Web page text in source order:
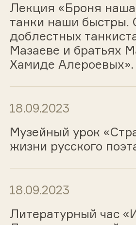
Лекция «Броня
танки наши быстры.
доблестных
Мазаеве и братьях
Хамиде Алероевых».
18.09.2023
Музейный урок
жизни русского
18.09.2023
Литературный час